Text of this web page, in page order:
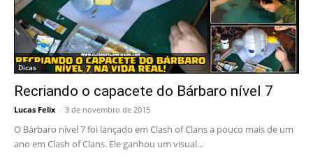
Dicas
Recriando o capacete do Bárbaro nível 7
Lucas Felix - 3 de novembro de 2015
O Bárbaro nível 7 foi lançado em Clash of Clans a pouco mais de um
ano em Clash of Clans. Ele ganhou um visual...